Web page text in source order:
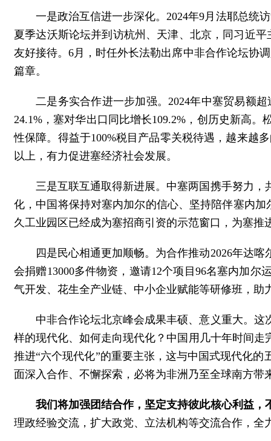
一是政治互信进一步深化。2024年9月法耶总统
夏季达沃斯论坛并到访杭州、天津、北京，同习近
友好接待。6月，时任外长法勒出席中非合作论坛协
篇章。
二是务实合作进一步加强。2024年中塞贸易额
24.1%，塞对华出口同比增长109.2%，创历史新高
性保障。得益于100%税目产品零关税待遇，越来越
以上，有力促进塞经济社会发展。
三是互联互通取得新进展。中塞两国携手努力
化，中国将保持对塞内加尔的信心、坚持陪伴塞内
久工业园区已经成为塞招商引资的示范窗口，为塞
四是民心相通更加顺畅。为合作推动2026年达
会捐赠13000多件物资，邀请12个项目96名塞内加
气开发、花生全产业链、中小企业赋能等研修班，
中非合作论坛北京峰会成果丰硕、意义重大。
样的现代化、如何走向现代化？中国用几十年时间
推进“六个现代化”的重要主张，这与中国式现代化
面深入合作、不懈探索，必将为非洲乃至全球南方
我们将加强团结合作，坚定支持彼此核心利益，
理政经验交流，扩大政党、立法机构等交流合作，